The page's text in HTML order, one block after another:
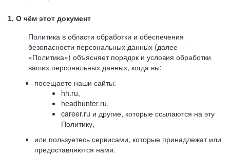
1. О чём этот документ
Политика в области обработки и обеспечения
безопасности персональных данных (далее —
«Политика») объясняет порядок и условия обработки
ваших персональных данных, когда вы:
посещаете наши сайты:
hh.ru,
headhunter.ru,
career.ru и другие, которые ссылаются на эту
Политику,
или пользуетесь сервисами, которые принадлежат или
предоставляются нами.